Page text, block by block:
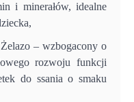
i minerałów, idealne
– wzbogacony o
rozwoju funkcji
do ssania o smaku